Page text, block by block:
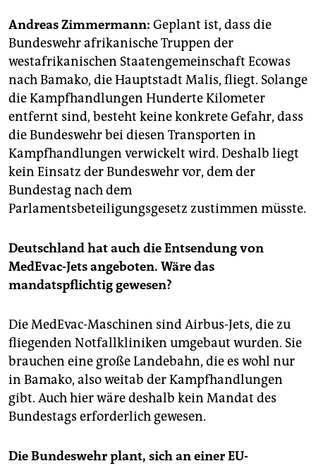
Andreas Zimmermann: Geplant ist, dass die
Bundeswehr afrikanische Truppen der
westafrikanischen Staatengemeinschaft Ecowas
nach Bamako, die Hauptstadt Malis, fliegt. Solange
die Kampfhandlungen Hunderte Kilometer
entfernt sind, besteht keine konkrete Gefahr, dass
die Bundeswehr bei diesen Transporten in
Kampfhandlungen verwickelt wird. Deshalb liegt
kein Einsatz der Bundeswehr vor, dem der
Bundestag nach dem
Parlamentsbeteiligungsgesetz zustimmen müsste.
Deutschland hat auch die Entsendung von
MedEvac-Jets angeboten. Wäre das
mandatspflichtig gewesen?
Die MedEvac-Maschinen sind Airbus-Jets, die zu
fliegenden Notfallkliniken umgebaut wurden. Sie
brauchen eine große Landebahn, die es wohl nur
in Bamako, also weitab der Kampfhandlungen
gibt. Auch hier wäre deshalb kein Mandat des
Bundestags erforderlich gewesen.
Die Bundeswehr plant, sich an einer EU-